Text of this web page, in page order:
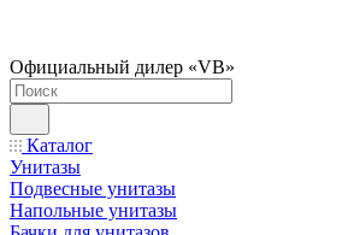
Официальный дилер «VB»
Каталог
Унитазы
Подвесные унитазы
Напольные унитазы